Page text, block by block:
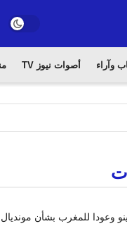
وآراء أصوات نيوز TV
وعودا للمغرب بشأن مونديال